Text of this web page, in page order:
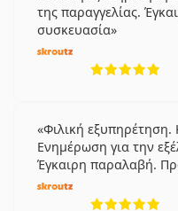
της παραγγελίας.
συσκευασία
Φιλική
Ενημέρωση για την
Έγκαιρη παραλαβή.